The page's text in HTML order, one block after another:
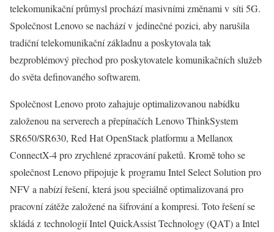
telekomunikační průmysl prochází masivními změnami v síti 5G.
Společnost Lenovo se nachází v jedinečné pozici, aby narušila
tradiční telekomunikační základnu a poskytovala tak
bezproblémový přechod pro poskytovatele komunikačních služeb
do světa definovaného softwarem.
Společnost Lenovo proto zahajuje optimalizovanou nabídku
založenou na serverech a přepínačích Lenovo ThinkSystem
SR650/SR630, Red Hat OpenStack platformu a Mellanox
ConnectX-4 pro zrychlené zpracování paketů. Kromě toho se
společnost Lenovo připojuje k programu Intel Select Solution pro
NFV a nabízí řešení, která jsou speciálně optimalizovaná pro
pracovní zátěže založené na šifrování a kompresi. Toto řešení se
skládá z technologií Intel QuickAssist Technology (QAT) a Intel